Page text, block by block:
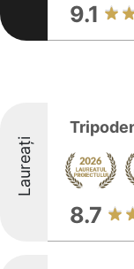
9.1
Laureați
8.7